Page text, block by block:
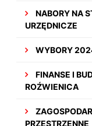
NABORY NA
URZĘDNICZE
WYBORY
FINANSE I
ROŹWIENICA
PRZESTRZENNE